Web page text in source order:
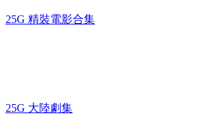
25G 精裝電影合集
25G 大陸劇集